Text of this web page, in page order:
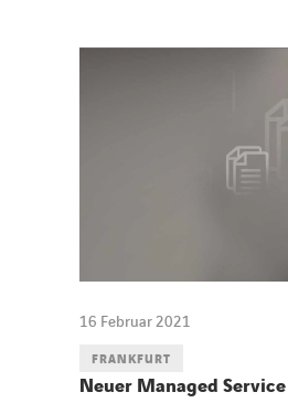
16 Februar 2021
FRANKFURT
Neuer Managed